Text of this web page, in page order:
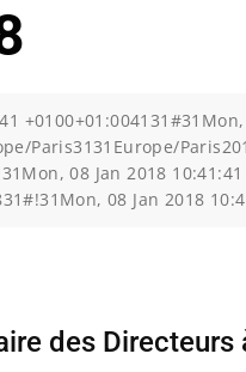
Paris3131Europe/
08 Jan 2018
08 Jan 2018
des Directeurs